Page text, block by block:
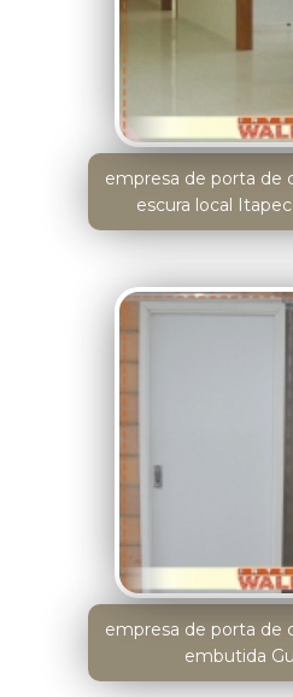
empresa de porta de
escura local
empresa de porta de
embutida